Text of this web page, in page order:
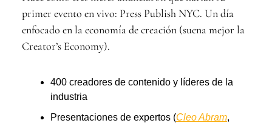
primer evento en vivo: Press Publish NYC. Un día
enfocado en la economía de creación (suena mejor la
Creator’s Economy).
400 creadores de contenido y líderes de la
industria
Presentaciones de expertos (Cleo Abram,